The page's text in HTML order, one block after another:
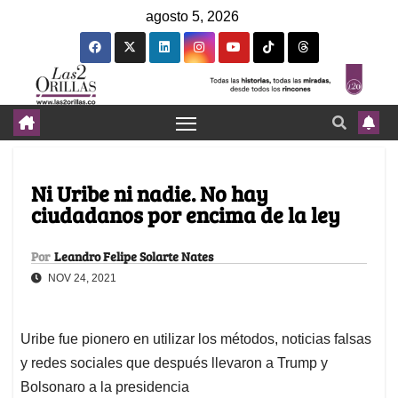
agosto 5, 2026
Ni Uribe ni nadie. No hay
ciudadanos por encima de la ley
Por Leandro Felipe Solarte Nates
NOV 24, 2021
Uribe fue pionero en utilizar los métodos, noticias falsas
y redes sociales que después llevaron a Trump y
Bolsonaro a la presidencia